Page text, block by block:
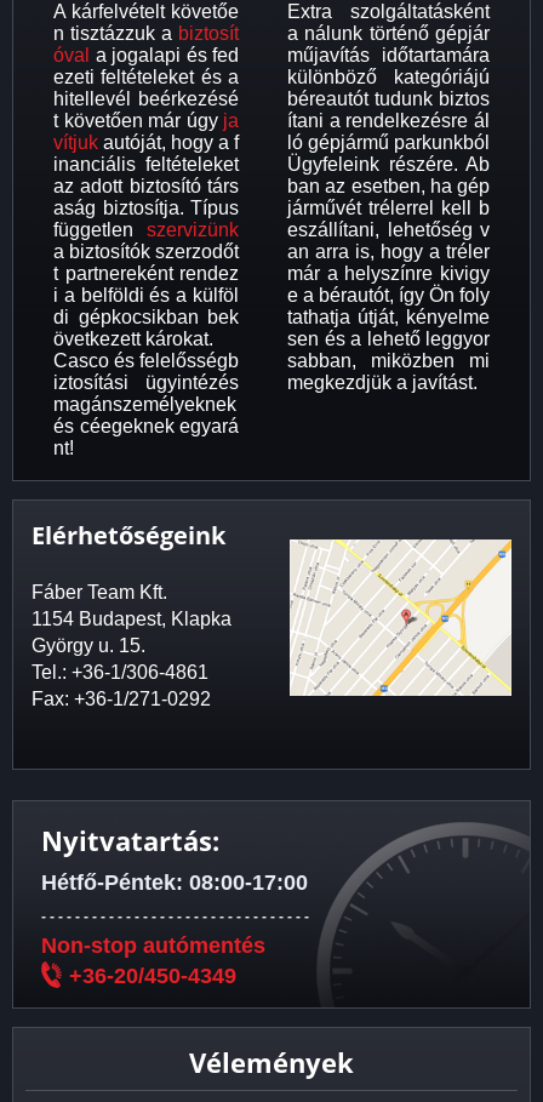
Nyitvatartás:
Hétfő-Péntek: 08:00-17:00
- - - - - - - - - - - - - - - - - - - - - - - - - - - - - - - -
Non-stop autómentés
+36-20/450-4349
Vélemények
A kárfelvételt követőe
n tisztázzuk a biztosít
óval a jogalapi és fed
ezeti feltételeket és a
hitellevél beérkezésé
t követően már úgy ja
vítjuk autóját, hogy a f
inanciális feltételeket
az adott biztosító társ
aság biztosítja. Típus
független szervizünk
a biztosítók szerzodőt
t partnereként rendez
i a belföldi és a külföl
di gépkocsikban bek
övetkezett károkat.
Casco és felelősségb
iztosítási ügyintézés
magánszemélyeknek
és céegeknek egyará
nt!
Extra szolgáltatásként
a nálunk történő gépjár
műjavítás időtartamára
különböző kategóriájú
béreautót tudunk biztos
ítani a rendelkezésre ál
ló gépjármű parkunkból
Ügyfeleink részére. Ab
ban az esetben, ha gép
járművét trélerrel kell b
eszállítani, lehetőség v
an arra is, hogy a tréler
már a helyszínre kivigy
e a bérautót, így Ön foly
tathatja útját, kényelme
sen és a lehető leggyor
sabban, miközben mi
megkezdjük a javítást.
Elérhetőségeink
Fáber Team Kft.
1154 Budapest, Klapka
György u. 15.
Tel.: +36-1/306-4861
Fax: +36-1/271-0292